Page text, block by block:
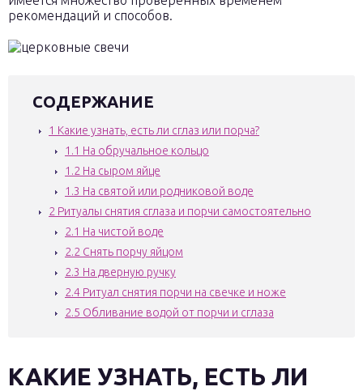
рекомендаций и способов.
СОДЕРЖАНИЕ
1 Какие узнать, есть ли сглаз или порча?
1.1 На обручальное кольцо
1.2 На сыром яйце
1.3 На святой или родниковой воде
2 Ритуалы снятия сглаза и порчи самостоятельно
2.1 На чистой воде
2.2 Снять порчу яйцом
2.3 На дверную ручку
2.4 Ритуал снятия порчи на свечке и ноже
2.5 Обливание водой от порчи и сглаза
КАКИЕ УЗНАТЬ, ЕСТЬ ЛИ